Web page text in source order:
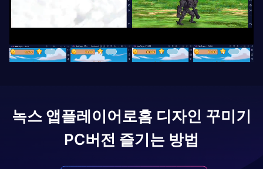
녹스 앱플레이어로홈 디자인 꾸미기
PC버전 즐기는 방법